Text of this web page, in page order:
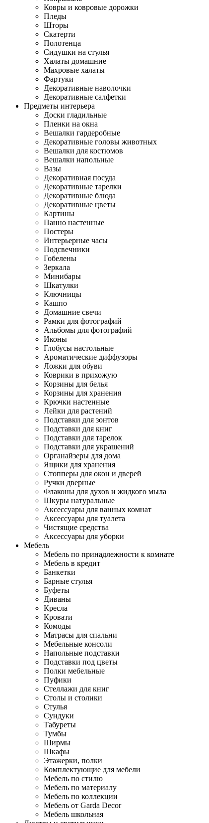
Ковры и ковровые дорожки
Пледы
Шторы
Скатерти
Полотенца
Сидушки на стулья
Халаты домашние
Махровые халаты
Фартуки
Декоративные наволочки
Декоративные салфетки
Предметы интерьера
Доски гладильные
Пленки на окна
Вешалки гардеробные
Декоративные головы животных
Вешалки для костюмов
Вешалки напольные
Вазы
Декоративная посуда
Декоративные тарелки
Декоративные блюда
Декоративные цветы
Картины
Панно настенные
Постеры
Интерьерные часы
Подсвечники
Гобелены
Зеркала
Минибары
Шкатулки
Ключницы
Кашпо
Домашние свечи
Рамки для фотографий
Альбомы для фотографий
Иконы
Глобусы настольные
Ароматические диффузоры
Ложки для обуви
Коврики в прихожую
Корзины для белья
Корзины для хранения
Крючки настенные
Лейки для растений
Подставки для зонтов
Подставки для книг
Подставки для тарелок
Подставки для украшений
Органайзеры для дома
Ящики для хранения
Стопперы для окон и дверей
Ручки дверные
Флаконы для духов и жидкого мыла
Шкуры натуральные
Аксессуары для ванных комнат
Аксессуары для туалета
Чистящие средства
Аксессуары для уборки
Мебель
Мебель по принадлежности к комнате
Мебель в кредит
Банкетки
Барные стулья
Буфеты
Диваны
Кресла
Кровати
Комоды
Матрасы для спальни
Мебельные консоли
Напольные подставки
Подставки под цветы
Полки мебельные
Пуфики
Стеллажи для книг
Столы и столики
Стулья
Сундуки
Табуреты
Тумбы
Ширмы
Шкафы
Этажерки, полки
Комплектующие для мебели
Мебель по стилю
Мебель по материалу
Мебель по коллекции
Мебель от Garda Decor
Мебель школьная